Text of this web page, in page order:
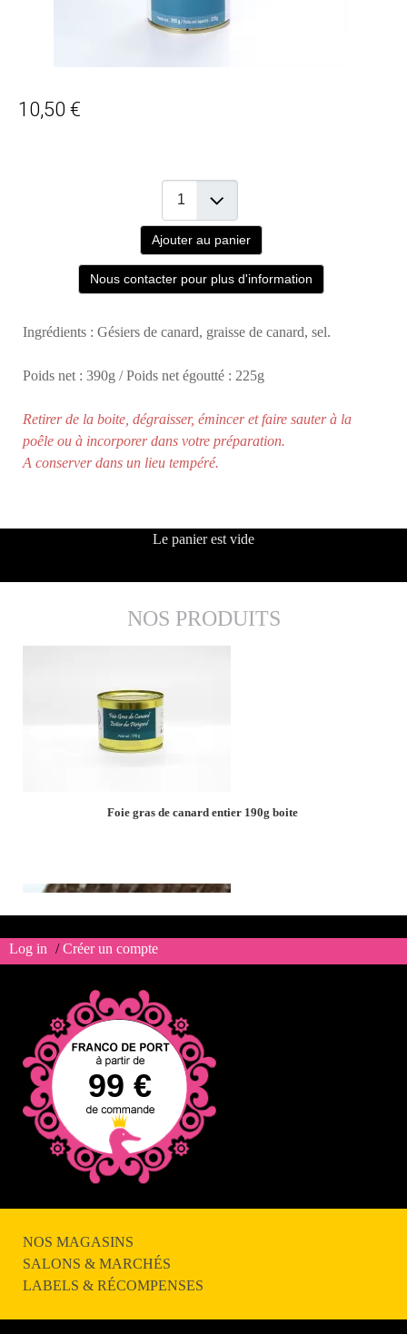
10,50 €
Ajouter au panier
Nous contacter pour plus d'information
Ingrédients : Gésiers de canard, graisse de canard, sel.
Poids net : 390g / Poids net égoutté : 225g
Retirer de la boite, dégraisser, émincer et faire sauter à la
poêle ou à incorporer dans votre préparation.
A conserver dans un lieu tempéré.
Le panier est vide
NOS PRODUITS
Foie gras de canard entier 190g boite
Bloc de foie gras de canard
Log in /Créer un compte
99 €
NOS MAGASINS
SALONS & MARCHÉS
LABELS & RÉCOMPENSES